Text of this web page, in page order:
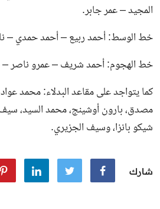
المجيد – عمر جابر.
خط الوسط: أحمد ربيع – أحمد حمدي –
خط الهجوم: أحمد شريف – عمرو ناصر –
كما يتواجد على مقاعد البدلاء: محمد
مصدق، بارون أوشينج، محمد السيد،
شيكو بانزا، وسيف الجزيري.
شارك